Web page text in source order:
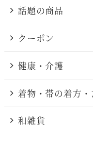
話題の商品
クーポン
健康・介護
着物・帯の着方
和雑貨